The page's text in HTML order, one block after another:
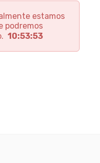
estamos
podremos
10:53:52